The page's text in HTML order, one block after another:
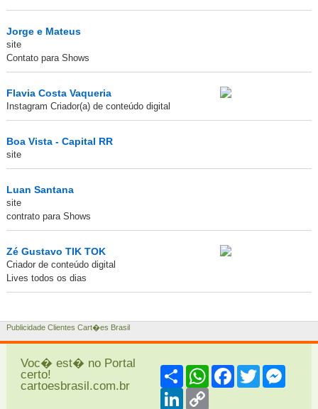
Jorge e Mateus
site
Contato para Shows
Flavia Costa Vaqueria
Instagram Criador(a) de conteúdo digital
Boa Vista - Capital RR
site
Luan Santana
site
contrato para Shows
Zé Gustavo TIK TOK
Criador de conteúdo digital
Lives todos os dias
Publicidade Clientes Cart�es Brasil
Voc� est� no Portal
certo!
cartoesbrasil.com.br
ShareWhatsAppFacebook
Twitter
LinkedInCopy